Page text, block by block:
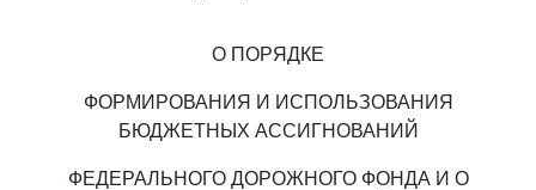
О ПОРЯДКЕ
ФОРМИРОВАНИЯ И ИСПОЛЬЗОВАНИЯ
БЮДЖЕТНЫХ АССИГНОВАНИЙ
ФЕДЕРАЛЬНОГО ДОРОЖНОГО ФОНДА И О